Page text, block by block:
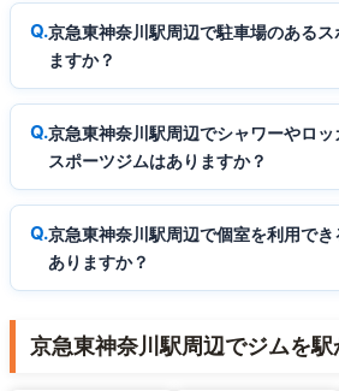
京急東神奈川駅周辺で駐車場のあるス
ますか？
京急東神奈川駅周辺でシャワーやロ
スポーツジムはありますか？
京急東神奈川駅周辺で個室を利用で
ありますか？
京急東神奈川駅周辺でジムを駅